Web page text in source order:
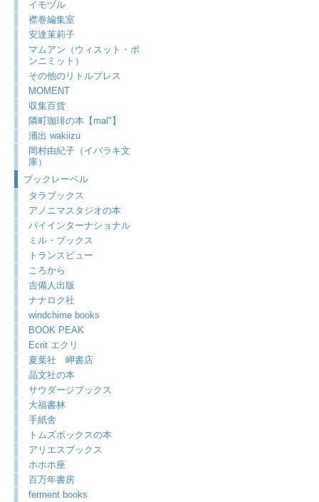
イモヅル
襟巻編集室
安達茉莉子
マムアン（ウィスット・ポ
ンニミット）
その他のリトルプレス
MOMENT
収集百貨
隣町珈琲の本【mal"】
涌出 wakiizu
岡村由紀子（イバラキ文
庫）
ブックレーベル
タラブックス
アノニマスタジオの本
パイインターナショナル
ミル・ブックス
トランスビュー
ころから
吉備人出版
ナナロク社
windchime books
BOOK PEAK
Ecrit エクリ
夏葉社 岬書店
晶文社の本
サウダージブックス
大福書林
手紙舎
トムズボックスの本
アリエスブックス
ホホホ座
百万年書房
ferment books